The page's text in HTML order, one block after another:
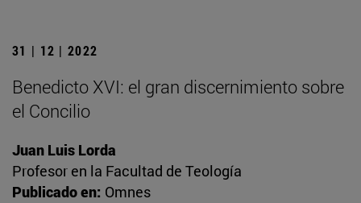
31 | 12 | 2022
Benedicto XVI: el gran discernimiento sobre
el Concilio
Juan Luis Lorda
Profesor en la Facultad de Teología
Publicado en: Omnes